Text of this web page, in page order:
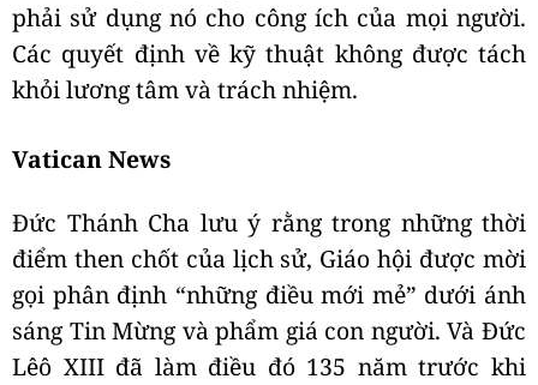
phải sử dụng nó cho công ích của mọi người.
Các quyết định về kỹ thuật không được tách
khỏi lương tâm và trách nhiệm.
Vatican News
Đức Thánh Cha lưu ý rằng trong những thời
điểm then chốt của lịch sử, Giáo hội được mời
gọi phân định “những điều mới mẻ” dưới ánh
sáng Tin Mừng và phẩm giá con người. Và Đức
Lêô XIII đã làm điều đó 135 năm trước khi